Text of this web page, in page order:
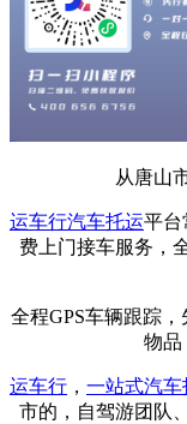
从唐山
运车行汽车托运平台
费上门接车服务，
全程GPS车辆跟踪
物品
运车行 ， 一站式汽车
市的，自驾游团队